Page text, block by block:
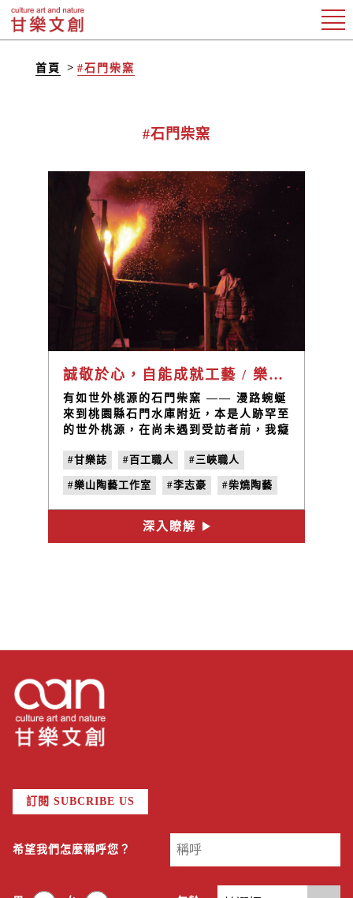
首頁 #石門柴窯
#石門柴窯
誠敬於心，自能成就工藝 / 樂山陶藝 李志豪
有如世外桃源的石門柴窯 —— 漫路蜿蜒
來到桃園縣石門水庫附近，本是人跡罕至
的世外桃源，在尚未遇到受訪者前，我癡
處，藝術家伴在黯黯火光和縷縷白煙沏茶
讀書，如夢如幻。
#甘樂誌 #百工職人 #三峽職人
#樂山陶藝工作室 #李志豪 #柴燒陶藝
#石門柴窯
深入瞭解
訂閱 SUBCRIBE US
希望我們怎麼稱呼您？